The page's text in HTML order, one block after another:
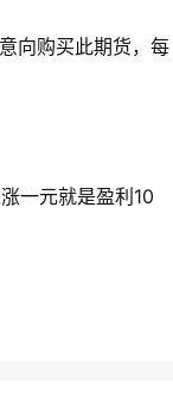
向购买此期货，每
一元就是盈利10